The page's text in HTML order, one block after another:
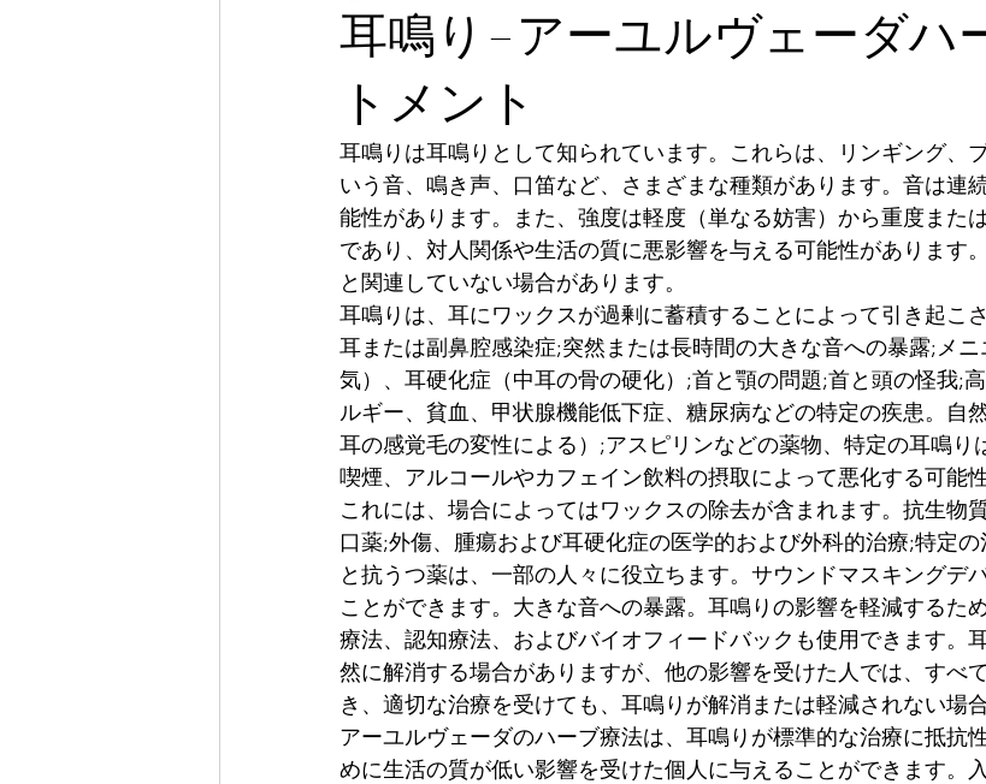
耳鳴り–アーユルヴェーダハ
トメント
耳鳴りは耳鳴りとして知られています。これらは、リンギング、
いう音、鳴き声、口笛など、さまざまな種類があります。音は連
能性があります。また、強度は軽度（単なる妨害）から重度また
であり、対人関係や生活の質に悪影響を与える可能性があります
と関連していない場合があります。
耳鳴りは、耳にワックスが過剰に蓄積することによって引き起こ
耳または副鼻腔感染症;突然または長時間の大きな音への暴露;メ
気）、耳硬化症（中耳の骨の硬化）;首と顎の問題;首と頭の怪我;
ルギー、貧血、甲状腺機能低下症、糖尿病などの特定の疾患。自
耳の感覚毛の変性による）;アスピリンなどの薬物、特定の耳鳴り
喫煙、アルコールやカフェイン飲料の摂取によって悪化する可能性
これには、場合によってはワックスの除去が含まれます。抗生物
口薬;外傷、腫瘍および耳硬化症の医学的および外科的治療;特定
と抗うつ薬は、一部の人々に役立ちます。サウンドマスキングデ
ことができます。大きな音への暴露。耳鳴りの影響を軽減するた
療法、認知療法、およびバイオフィードバックも使用できます。
然に解消する場合がありますが、他の影響を受けた人では、すべ
き、適切な治療を受けても、耳鳴りが解消または軽減されない場
アーユルヴェーダのハーブ療法は、耳鳴りが標準的な治療に抵抗
めに生活の質が低い影響を受けた個人に与えることができます。